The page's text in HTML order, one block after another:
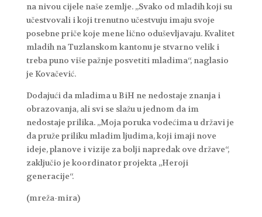
na nivou cijele naše zemlje. „Svako od mladih koji su
učestvovali i koji trenutno učestvuju imaju svoje
posebne priče koje mene lično oduševljavaju. Kvalitet
mladih na Tuzlanskom kantonu je stvarno velik i
treba puno više pažnje posvetiti mladima“, naglasio
je Kovačević.
Dodajući da mladima u BiH ne nedostaje znanja i
obrazovanja, ali svi se slažu u jednom da im
nedostaje prilika. „Moja poruka vodećima u državi je
da pruže priliku mladim ljudima, koji imaji nove
ideje, planove i vizije za bolji napredak ove države“,
zaključio je koordinator projekta „Heroji
generacije“.
(mreža-mira)